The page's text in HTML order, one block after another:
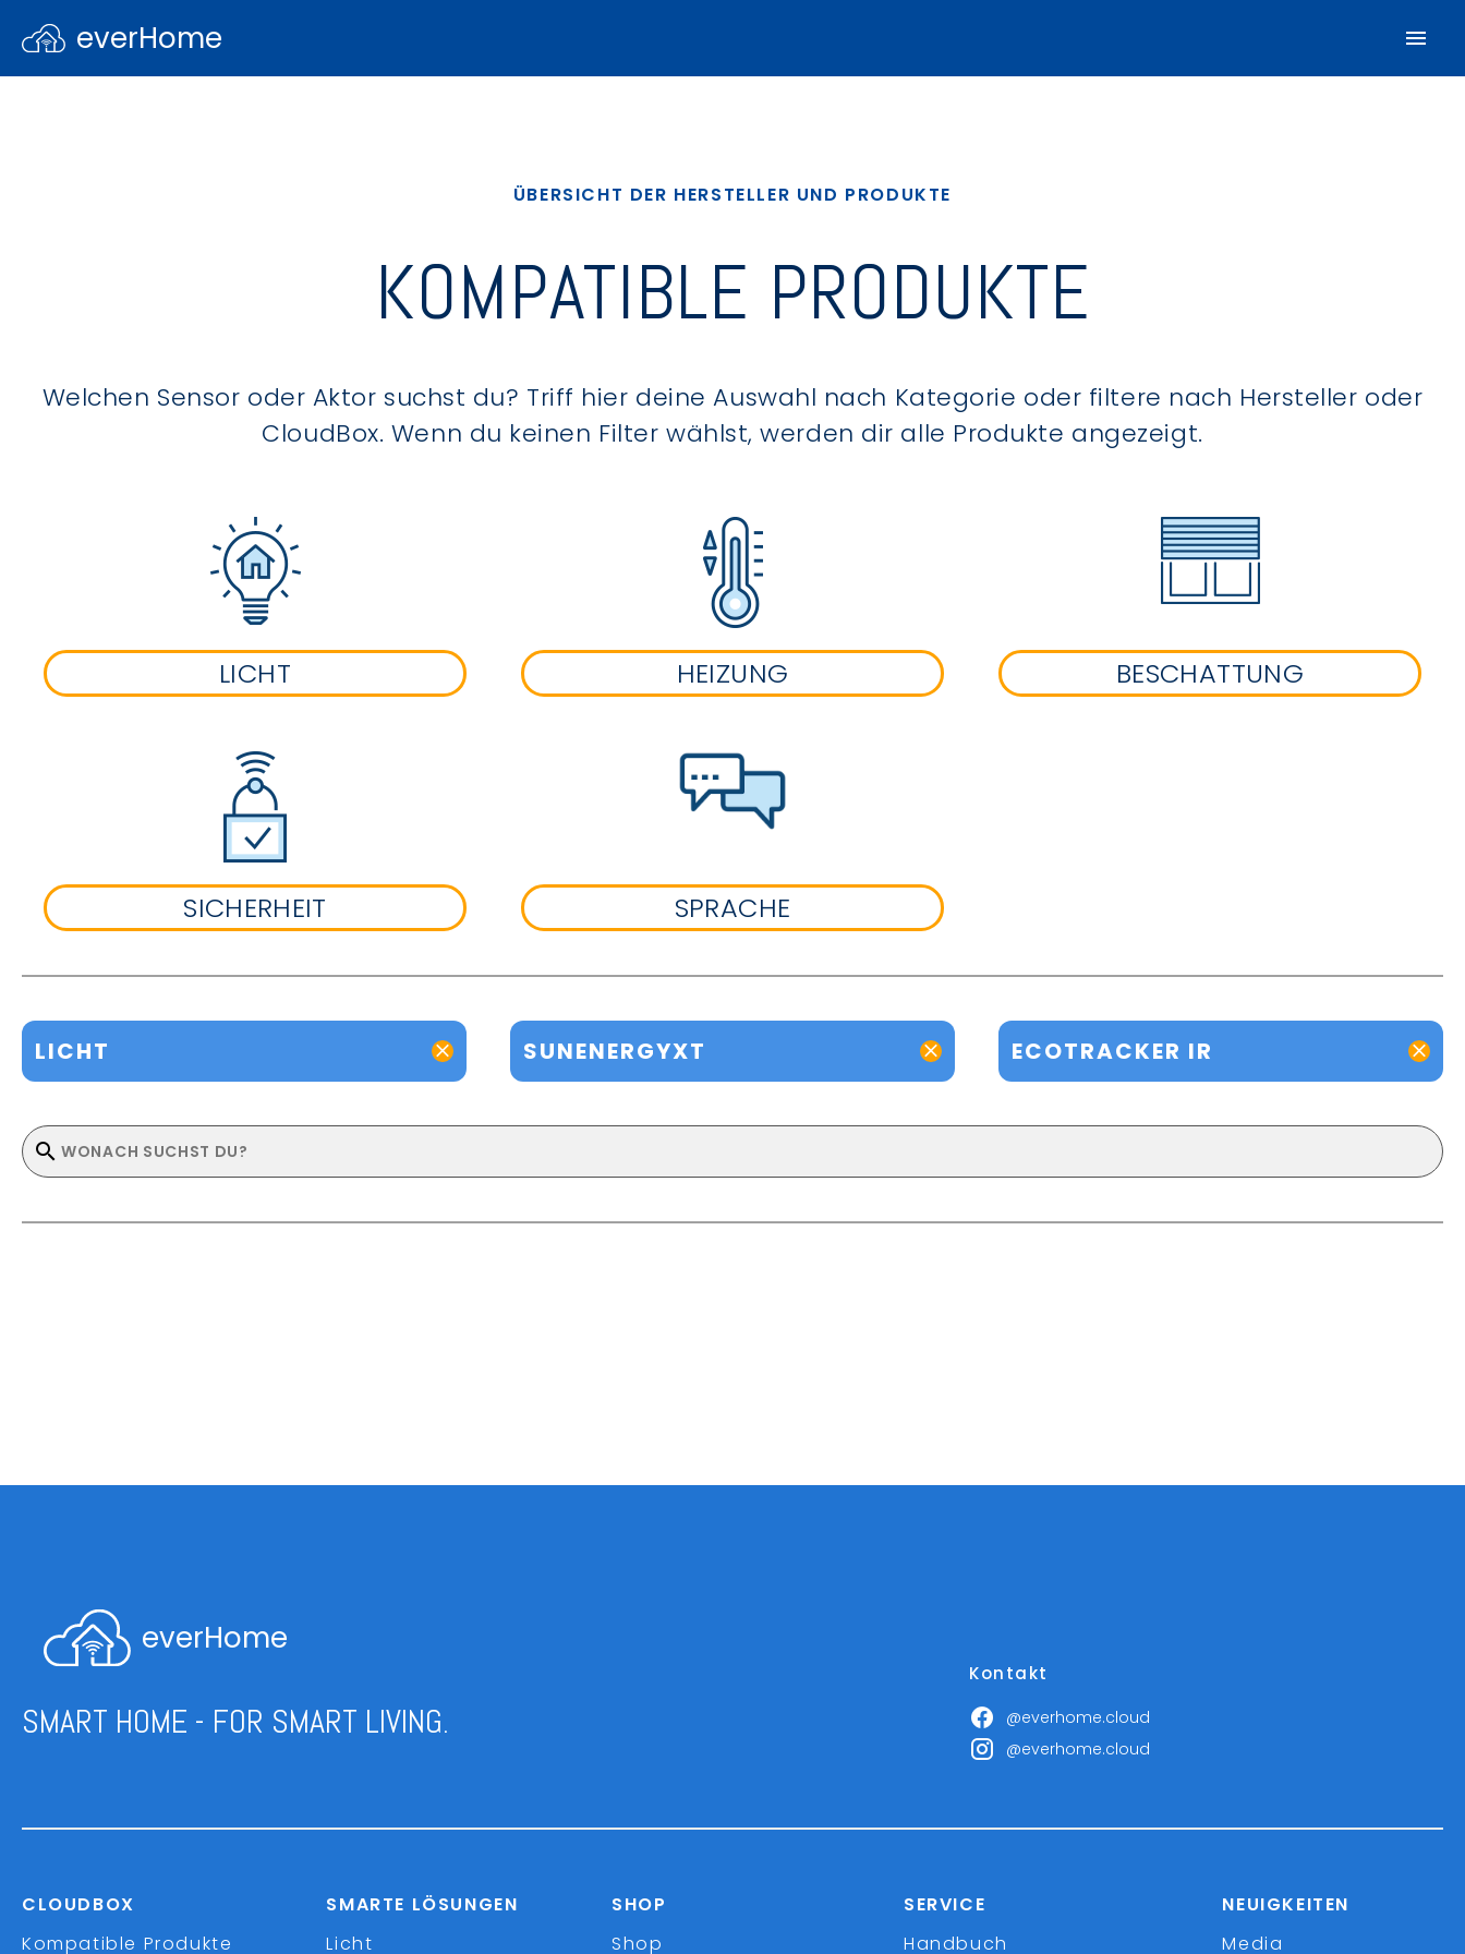
everHome
ÜBERSICHT DER HERSTELLER UND PRODUKTE
KOMPATIBLE PRODUKTE
Welchen Sensor oder Aktor suchst du? Triff hier deine Auswahl nach Kategorie oder filtere nach Hersteller oder
CloudBox. Wenn du keinen Filter wählst, werden dir alle Produkte angezeigt.
LICHT HEIZUNG BESCHATTUNG
SICHERHEIT SPRACHE
LICHT SUNENERGYXT ECOTRACKER IR
everHome
SMART HOME - FOR SMART LIVING.
Kontakt
@everhome.cloud
@everhome.cloud
CLOUDBOX
Kompatible Produkte
SMARTE LÖSUNGEN
Licht
SHOP
Shop
SERVICE
Handbuch
NEUIGKEITEN
Media